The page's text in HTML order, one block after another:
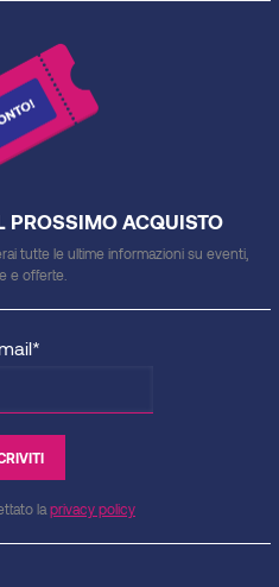
PROSSIMO ACQUISTO
tutte le ultime informazioni su eventi,
e offerte.
la privacy policy